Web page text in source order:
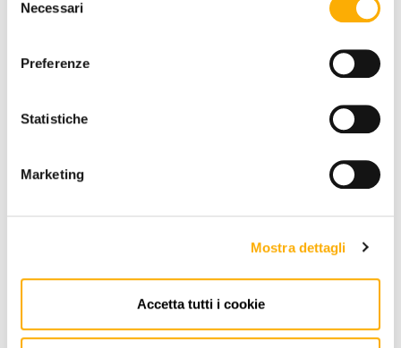
delNecessari
Preferenze
Statistiche
Marketing
Mostra dettagli
Accetta tutti i cookie
INFORMATION